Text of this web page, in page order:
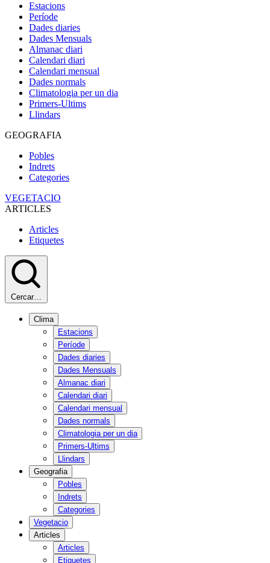
Estacions
Període
Dades diaries
Dades Mensuals
Almanac diari
Calendari diari
Calendari mensual
Dades normals
Climatologia per un dia
Primers-Ultims
Llindars
GEOGRAFIA
Pobles
Indrets
Categories
VEGETACIO
ARTICLES
Articles
Etiquetes
Cercar…
Clima
Estacions
Període
Dades diaries
Dades Mensuals
Almanac diari
Calendari diari
Calendari mensual
Dades normals
Climatologia per un dia
Primers-Ultims
Llindars
Geografia
Pobles
Indrets
Categories
Vegetacio
Articles
Articles
Etiquetes